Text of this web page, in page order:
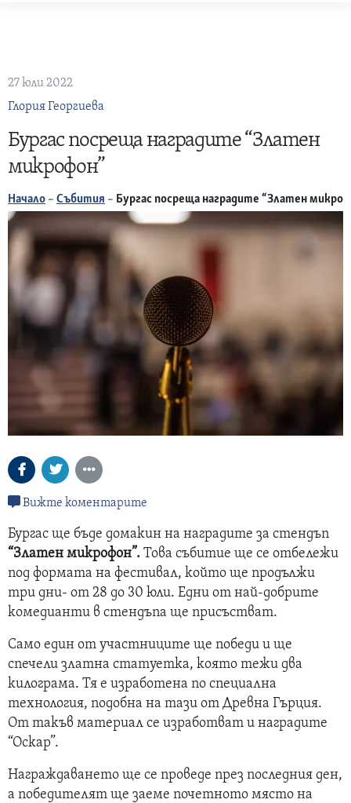
27 юли 2022
Глория Георгиева
Бургас посреща наградите “Златен
микрофон”
Начало – Събития – Бургас посреща наградите “Златен
Вижте коментарите
Бургас ще бъде домакин на наградите за стендъп
“Златен микрофон”. Това събитие ще се отбележи
под формата на фестивал, който ще продължи
три дни- от 28 до 30 юли. Едни от най-добрите
комедианти в стендъпа ще присъстват.
Само един от участниците ще победи и ще
спечели златна статуетка, която тежи два
килограма. Тя е изработена по специална
технология, подобна на тази от Древна Гърция.
От такъв материал се изработват и наградите
“Оскар”.
Награждаването ще се проведе през последния ден,
а победителят ще заеме почетното място на